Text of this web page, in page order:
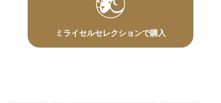
ミライセルセレクションで購入